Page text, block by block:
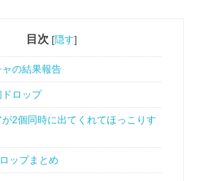
目次 [隠す]
の結果報告
ロップ
2個同時に出てくれてほっこりす
ップまとめ